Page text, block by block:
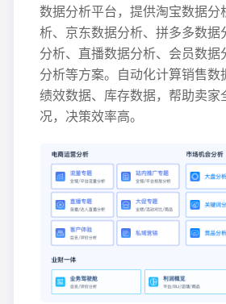
数据分析平台，提供淘宝数据分
析、京东数据分析、拼多多数
分析、直播数据分析、会员数据
分析等方案。自动化计算销售数
绩效数据、库存数据，帮助卖家
况，决策效率高。